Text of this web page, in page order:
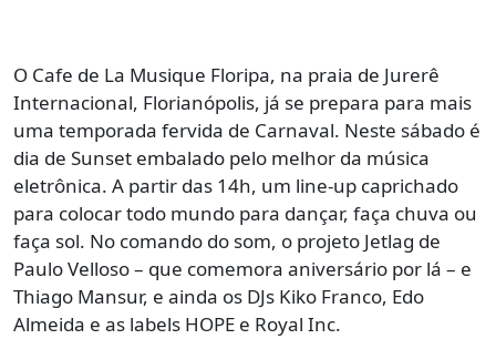
O Cafe de La Musique Floripa, na praia de Jurerê
Internacional, Florianópolis, já se prepara para mais
uma temporada fervida de Carnaval. Neste sábado é
dia de Sunset embalado pelo melhor da música
eletrônica. A partir das 14h, um line-up caprichado
para colocar todo mundo para dançar, faça chuva ou
faça sol. No comando do som, o projeto Jetlag de
Paulo Velloso – que comemora aniversário por lá – e
Thiago Mansur, e ainda os DJs Kiko Franco, Edo
Almeida e as labels HOPE e Royal Inc.